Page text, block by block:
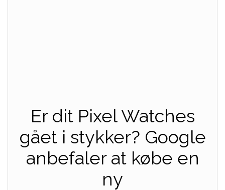
Er dit Pixel Watches
gået i stykker? Google
anbefaler at købe en
ny